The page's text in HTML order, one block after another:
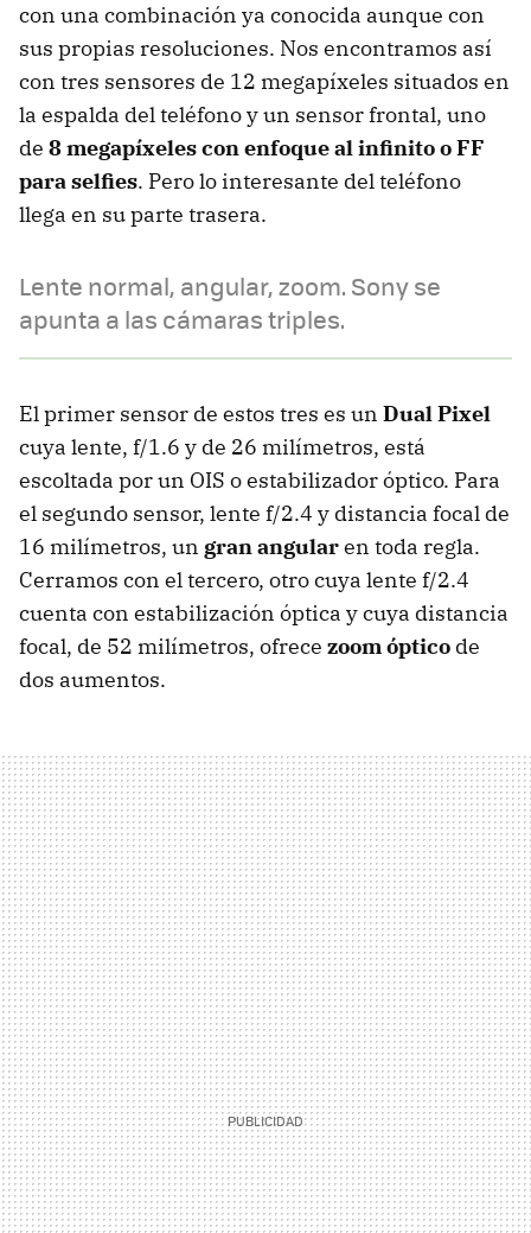
con una combinación ya conocida aunque con
sus propias resoluciones. Nos encontramos así
con tres sensores de 12 megapíxeles situados en
la espalda del teléfono y un sensor frontal, uno
de 8 megapíxeles con enfoque al infinito o FF
para selfies. Pero lo interesante del teléfono
llega en su parte trasera.
Lente normal, angular, zoom. Sony se
apunta a las cámaras triples.
El primer sensor de estos tres es un Dual Pixel
cuya lente, f/1.6 y de 26 milímetros, está
escoltada por un OIS o estabilizador óptico. Para
el segundo sensor, lente f/2.4 y distancia focal de
16 milímetros, un gran angularen toda regla.
Cerramos con el tercero, otro cuya lente f/2.4
cuenta con estabilización óptica y cuya distancia
focal, de 52 milímetros, ofrece zoom óptico de
dos aumentos.